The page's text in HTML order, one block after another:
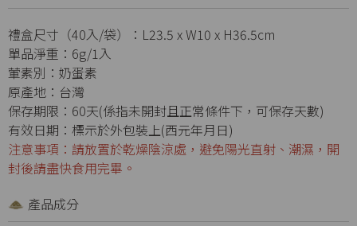
禮盒尺寸（40入/袋）：L23.5 x W10 x H36.5cm
單品淨重：6g/1入
葷素別：奶蛋素
原產地：台灣
保存期限：60天(係指未開封且正常條件下，可保存天數)
有效日期：標示於外包裝上(西元年月日)
注意事項：請放置於乾燥陰涼處，避免陽光直射、潮濕，開
封後請盡快食用完畢。
產品成分